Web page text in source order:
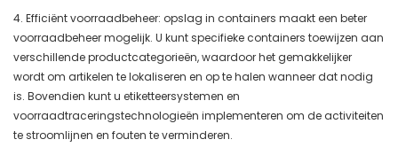
4. Efficiënt voorraadbeheer: opslag in containers maakt een beter
voorraadbeheer mogelijk. U kunt specifieke containers toewijzen aan
verschillende productcategorieën, waardoor het gemakkelijker
wordt om artikelen te lokaliseren en op te halen wanneer dat nodig
is. Bovendien kunt u etiketteersystemen en
voorraadtraceringstechnologieën implementeren om de activiteiten
te stroomlijnen en fouten te verminderen.